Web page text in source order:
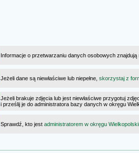
Informacje o przetwarzaniu danych osobowych
Jeżeli dane są niewłaściwe lub niepełne, skorzystaj z
Jeżeli brakuje zdjęcia lub jest niewłaściwe przygotuj
i prześlij je do administratora bazy danych w okręgu
Sprawdź, kto jest administratorem w okręgu